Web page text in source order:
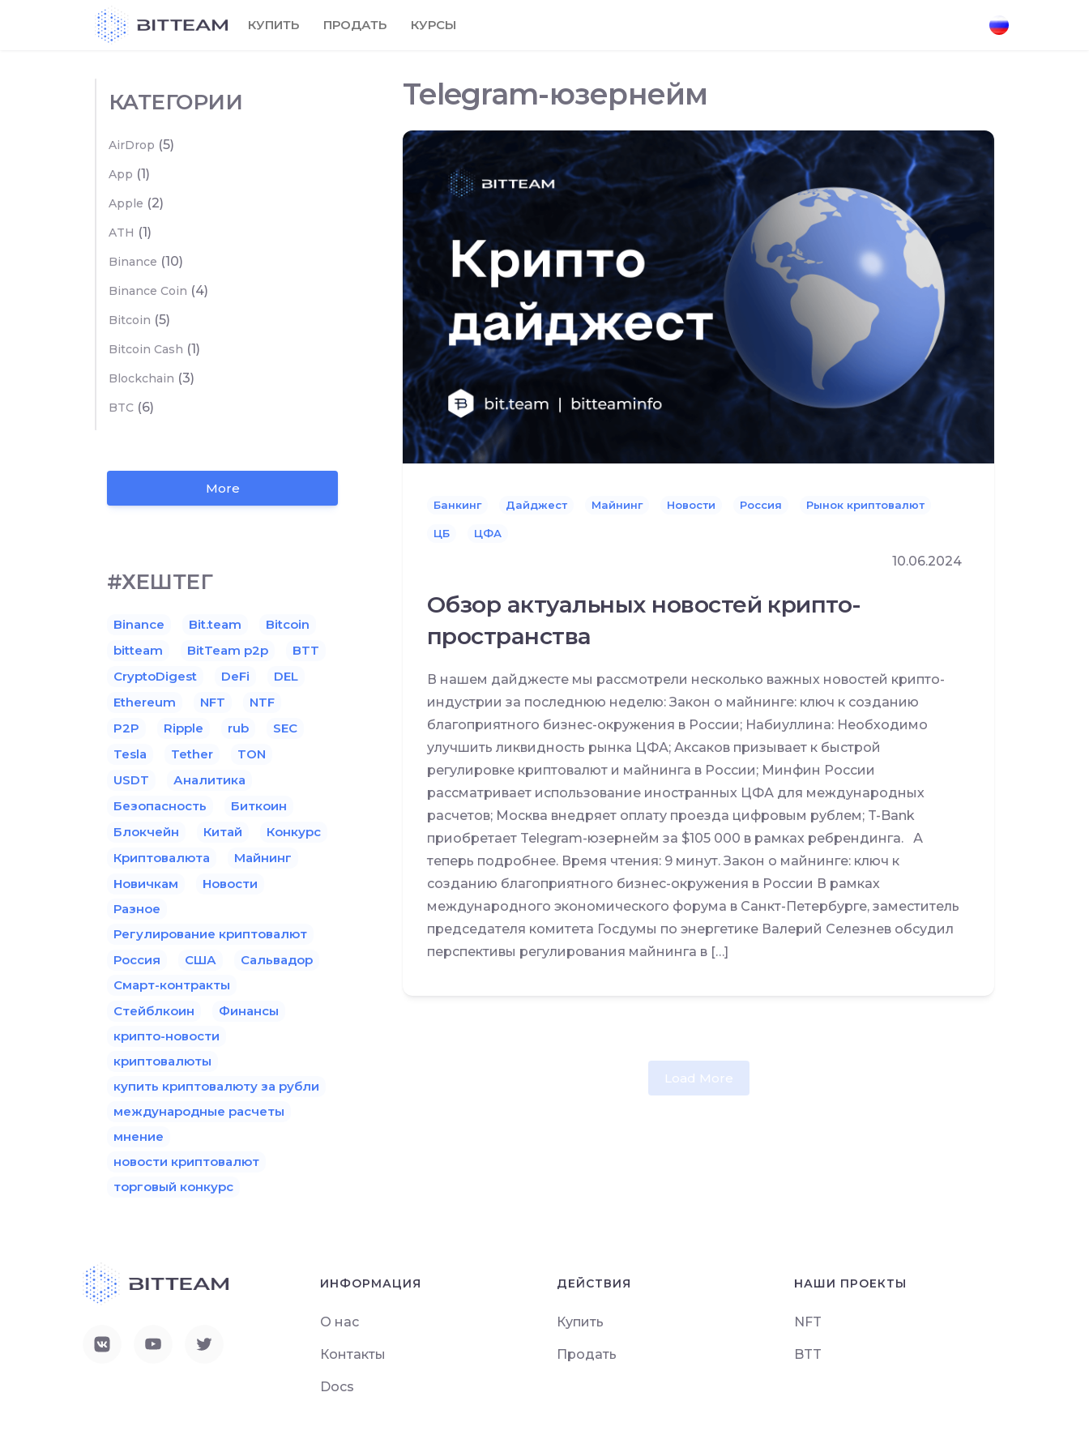
КУПИТЬ ПРОДАТЬ КУРСЫ
Telegram-юзернейм
Банкинг Дайджест Майнинг Новости Россия Рынок криптовалют
ЦБ ЦФА
10.06.2024
Обзор актуальных новостей крипто-
пространства
В нашем дайджесте мы рассмотрели несколько важных новостей крипто-
индустрии за последнюю неделю: Закон о майнинге: ключ к созданию
благоприятного бизнес-окружения в России; Набиуллина: Необходимо
улучшить ликвидность рынка ЦФА; Аксаков призывает к быстрой
регулировке криптовалют и майнинга в России; Минфин России
рассматривает использование иностранных ЦФА для международных
расчетов; Москва внедряет оплату проезда цифровым рублем; T-Bank
приобретает Telegram-юзернейм за $105 000 в рамках ребрендинга. А
теперь подробнее. Время чтения: 9 минут. Закон о майнинге: ключ к
созданию благоприятного бизнес-окружения в России В рамках
международного экономического форума в Санкт-Петербурге, заместитель
председателя комитета Госдумы по энергетике Валерий Селезнев обсудил
перспективы регулирования майнинга в […]
Load More
КАТЕГОРИИ
AirDrop (5)
App (1)
Apple (2)
ATH (1)
Binance (10)
Binance Coin (4)
Bitcoin (5)
Bitcoin Cash (1)
Blockchain (3)
BTC (6)
More
#ХЕШТЕГ
Binance Bit.team
Bitcoin
bitteam
BitTeam p2p
BTT
CryptoDigest
DeFi
DEL
Ethereum
NFT
NTF
P2P
Ripple rub
SEC
Tesla
Tether
TON
USDT
Аналитика
Безопасность
Биткоин
Блокчейн
Китай
Конкурс
Криптовалюта
Майнинг
Новичкам
Новости
Разное
Регулирование криптовалют
Россия
США
Сальвадор
Смарт-контракты
Стейблкоин
Финансы
крипто-новости
криптовалюты
купить криптовалюту за рубли
международные расчеты
мнение
новости криптовалют
торговый конкурс
ИНФОРМАЦИЯ
О нас
Контакты
Docs
ДЕЙСТВИЯ
Купить
Продать
НАШИ ПРОЕКТЫ
NFT
BTT